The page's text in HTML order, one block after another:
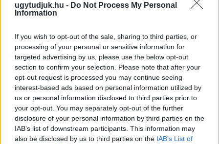
ugytudjuk.hu - Do Not Process My Personal
Information
If you wish to opt-out of the sale, sharing to third parties, or
processing of your personal or sensitive information for
targeted advertising by us, please use the below opt-out
section to confirm your selection. Please note that after your
opt-out request is processed you may continue seeing
interest-based ads based on personal information utilized by
us or personal information disclosed to third parties prior to
your opt-out. You may separately opt-out of the further
disclosure of your personal information by third parties on the
IAB’s list of downstream participants. This information may
also be disclosed by us to third parties on the IAB’s List of
INFLÁCIÓ MAGYARORSZÁGON
Júliusban mindössze 1,2 százalékkal emelkedtek éves
összevetésben a fogyasztói árak, miközben az élelmiszerek ára
már csökkent.
Szólj hozzá!